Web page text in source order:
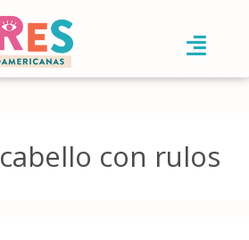
cabello con rulos